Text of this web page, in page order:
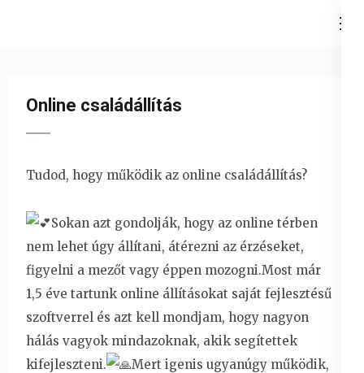
Enter)Online családállítás
Tudod, hogy működik az online családállítás?
Sokan azt gondolják, hogy az online térben
nem lehet úgy állítani, átérezni az érzéseket,
figyelni a mezőt vagy éppen mozogni.Most már
1,5 éve tartunk online állításokat saját fejlesztésű
szoftverrel és azt kell mondjam, hogy nagyon
hálás vagyok mindazoknak, akik segítettek
kifejleszteni.
Mert igenis ugyanúgy működik,